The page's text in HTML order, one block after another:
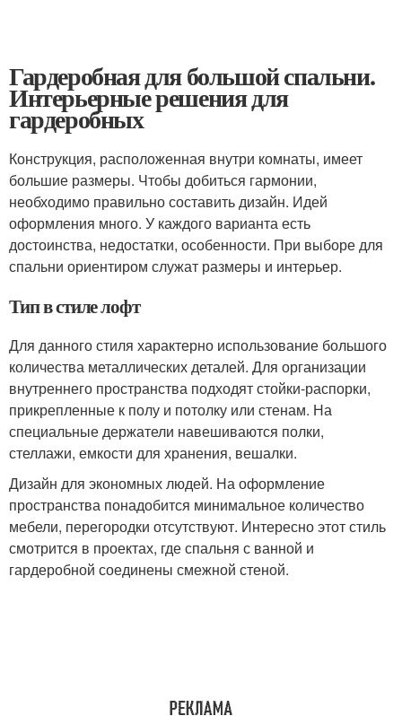
Гардеробная для большой спальни.
Интерьерные решения для
гардеробных
Конструкция, расположенная внутри комнаты, имеет
большие размеры. Чтобы добиться гармонии,
необходимо правильно составить дизайн. Идей
оформления много. У каждого варианта есть
достоинства, недостатки, особенности. При выборе для
спальни ориентиром служат размеры и интерьер.
Тип в стиле лофт
Для данного стиля характерно использование большого
количества металлических деталей. Для организации
внутреннего пространства подходят стойки-распорки,
прикрепленные к полу и потолку или стенам. На
специальные держатели навешиваются полки,
стеллажи, емкости для хранения, вешалки.
Дизайн для экономных людей. На оформление
пространства понадобится минимальное количество
мебели, перегородки отсутствуют. Интересно этот стиль
смотрится в проектах, где спальня с ванной и
гардеробной соединены смежной стеной.